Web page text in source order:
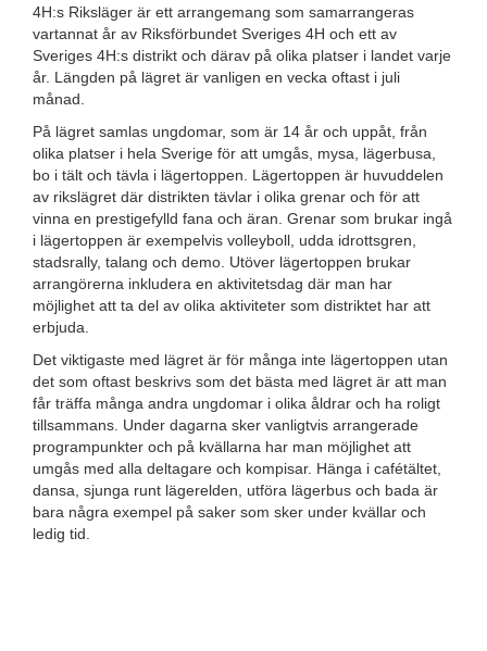
4H:s Riksläger är ett arrangemang som samarrangeras
vartannat år av Riksförbundet Sveriges 4H och ett av
Sveriges 4H:s distrikt och därav på olika platser i landet varje
år. Längden på lägret är vanligen en vecka oftast i juli
månad.
På lägret samlas ungdomar, som är 14 år och uppåt, från
olika platser i hela Sverige för att umgås, mysa, lägerbusa,
bo i tält och tävla i lägertoppen. Lägertoppen är huvuddelen
av rikslägret där distrikten tävlar i olika grenar och för att
vinna en prestigefylld fana och äran. Grenar som brukar ingå
i lägertoppen är exempelvis volleyboll, udda idrottsgren,
stadsrally, talang och demo. Utöver lägertoppen brukar
arrangörerna inkludera en aktivitetsdag där man har
möjlighet att ta del av olika aktiviteter som distriktet har att
erbjuda.
Det viktigaste med lägret är för många inte lägertoppen utan
det som oftast beskrivs som det bästa med lägret är att man
får träffa många andra ungdomar i olika åldrar och ha roligt
tillsammans. Under dagarna sker vanligtvis arrangerade
programpunkter och på kvällarna har man möjlighet att
umgås med alla deltagare och kompisar. Hänga i cafétältet,
dansa, sjunga runt lägerelden, utföra lägerbus och bada är
bara några exempel på saker som sker under kvällar och
ledig tid.